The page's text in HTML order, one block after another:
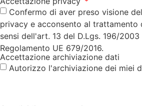
Confermo di aver preso visione
privacy e acconsento al trattamento
sensi dell'art. 13 del D.Lgs. 196/
Regolamento UE 679/2016.
Accettazione archiviazione dati
Autorizzo l'archiviazione dei miei